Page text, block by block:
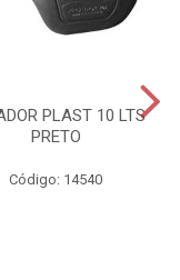
PLAST 10 LTS
PRETO
Código: 14540